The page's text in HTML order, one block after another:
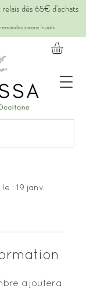
dès 65€ d'achats
savons invités
: 19 janv.
ajoutera